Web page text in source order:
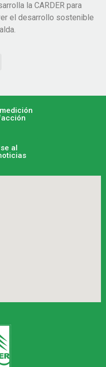
la CARDER para
el desarrollo sostenible
al